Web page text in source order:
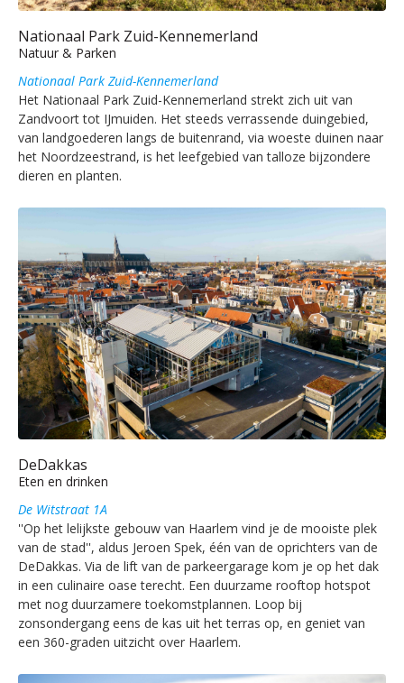
Nationaal Park Zuid-Kennemerland
Natuur & Parken
Nationaal Park Zuid-Kennemerland
Het Nationaal Park Zuid-Kennemerland strekt zich uit van
Zandvoort tot IJmuiden. Het steeds verrassende duingebied,
van landgoederen langs de buitenrand, via woeste duinen naar
het Noordzeestrand, is het leefgebied van talloze bijzondere
dieren en planten.
DeDakkas
Eten en drinken
De Witstraat 1A
''Op het lelijkste gebouw van Haarlem vind je de mooiste plek
van de stad'', aldus Jeroen Spek, één van de oprichters van de
DeDakkas. Via de lift van de parkeergarage kom je op het dak
in een culinaire oase terecht. Een duurzame rooftop hotspot
met nog duurzamere toekomstplannen. Loop bij
zonsondergang eens de kas uit het terras op, en geniet van
een 360-graden uitzicht over Haarlem.